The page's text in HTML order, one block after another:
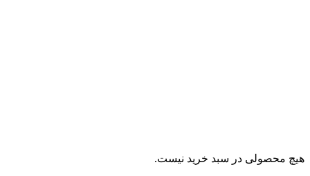
هیچ محصولی در سبد خرید نیست.